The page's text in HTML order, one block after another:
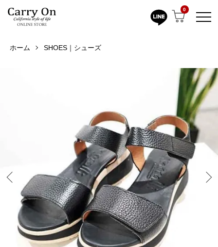
0
ホーム SHOES｜シューズ